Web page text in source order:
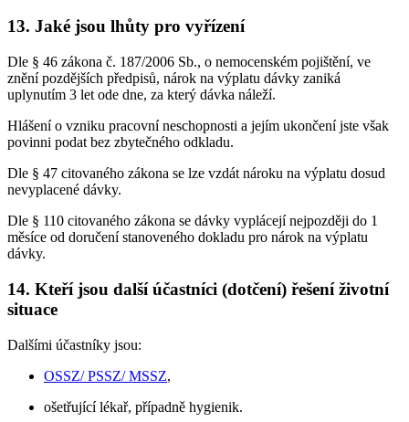
13. Jaké jsou lhůty pro vyřízení
Dle § 46 zákona č. 187/2006 Sb., o nemocenském pojištění, ve
znění pozdějších předpisů, nárok na výplatu dávky zaniká
uplynutím 3 let ode dne, za který dávka náleží.
Hlášení o vzniku pracovní neschopnosti a jejím ukončení jste však
povinni podat bez zbytečného odkladu.
Dle § 47 citovaného zákona se lze vzdát nároku na výplatu dosud
nevyplacené dávky.
Dle § 110 citovaného zákona se dávky vyplácejí nejpozději do 1
měsíce od doručení stanoveného dokladu pro nárok na výplatu
dávky.
14. Kteří jsou další účastníci (dotčení) řešení životní
situace
Dalšími účastníky jsou:
OSSZ/ PSSZ/ MSSZ,
ošetřující lékař, případně hygienik.